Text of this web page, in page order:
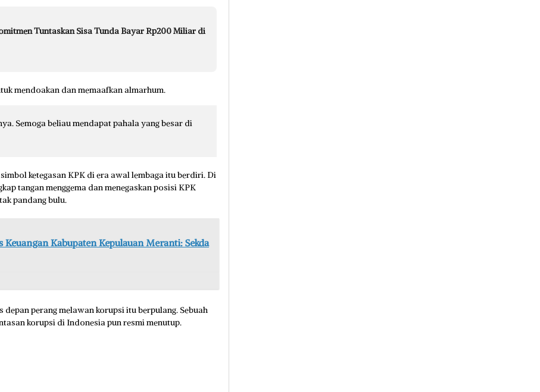
Tuntaskan Sisa Tunda Bayar Rp200 Miliar di
mendoakan dan memaafkan almarhum.
Semoga beliau mendapat pahala yang besar di
ketegasan KPK di era awal lembaga itu berdiri. Di
tangan menggema dan menegaskan posisi KPK
pandang bulu.
Kabupaten Kepulauan Meranti: Sekda
perang melawan korupsi itu berpulang. Sebuah
korupsi di Indonesia pun resmi menutup.